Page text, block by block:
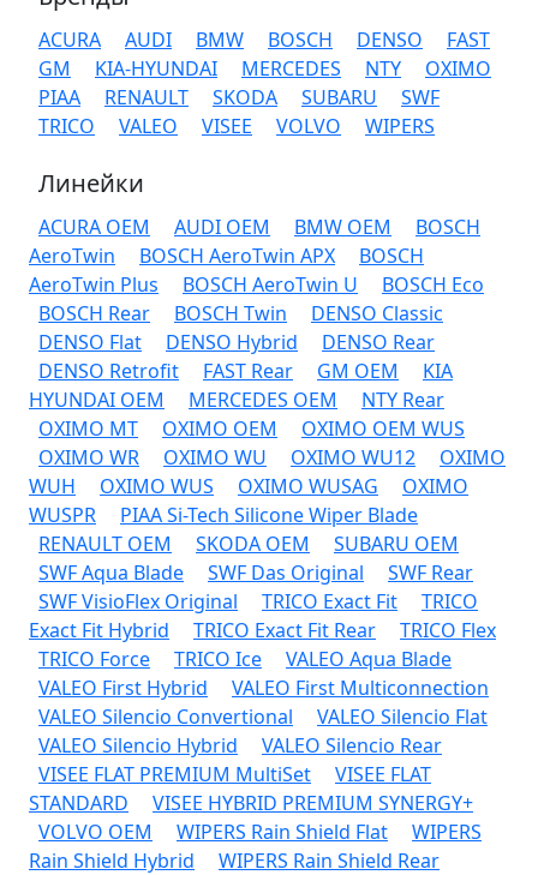
ACURA AUDI BMW BOSCH DENSO
FAST
GM
KIA-HYUNDAI MERCEDES NTY
OXIMO
PIAA
RENAULT SKODA SUBARU
SWF
TRICO
VALEO VISEE VOLVO WIPERS
Линейки
ACURA OEM AUDI OEM BMW OEM
BOSCH
AeroTwin
BOSCH AeroTwin APX
BOSCH
AeroTwin Plus
BOSCH AeroTwin U
BOSCH Eco
BOSCH Rear
BOSCH Twin
DENSO Classic
DENSO Flat
DENSO Hybrid
DENSO Rear
DENSO Retrofit
FAST Rear GM OEM
KIA
HYUNDAI OEM
MERCEDES OEM
NTY Rear
OXIMO MT
OXIMO OEM
OXIMO OEM WUS
OXIMO WR
OXIMO WU OXIMO WU12
OXIMO
WUH
OXIMO WUS OXIMO WUSAG
OXIMO
WUSPR
PIAA Si-Tech Silicone Wiper Blade
RENAULT OEM
SKODA OEM
SUBARU OEM
SWF Aqua Blade
SWF Das Original
SWF Rear
SWF VisioFlex Original
TRICO Exact Fit
TRICO
Exact Fit Hybrid
TRICO Exact Fit Rear
TRICO Flex
TRICO Force
TRICO Ice
VALEO Aqua Blade
VALEO First Hybrid
VALEO First Multiconnection
VALEO Silencio Convertional
VALEO Silencio Flat
VALEO Silencio Hybrid
VALEO Silencio Rear
VISEE FLAT PREMIUM MultiSet
VISEE FLAT
STANDARD
VISEE HYBRID PREMIUM SYNERGY+
VOLVO OEM
WIPERS Rain Shield Flat
WIPERS
Rain Shield Hybrid
WIPERS Rain Shield Rear